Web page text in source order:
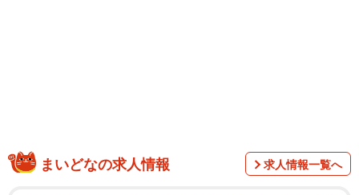
ペットボトルに穴を開けるだけで、「簡易蛇口」として活
まいどなの求人情報 求人情報一覧へ